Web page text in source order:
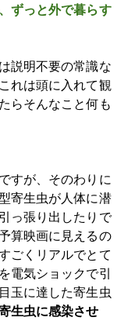
ずっと外で暮らす
説明不要の常識な
れは頭に入れて観
らそんなこと何も
すが、そのわりに
寄生虫が人体に潜
っ張り出したりで
算映画に見えるの
ごくリアルでとて
電気ショックで引
玉に達した寄生虫
生虫に感染させ